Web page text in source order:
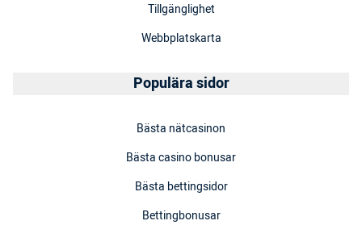
Tillgänglighet
Webbplatskarta
Populära sidor
Bästa nätcasinon
Bästa casino bonusar
Bästa bettingsidor
Bettingbonusar